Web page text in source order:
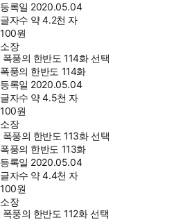
등록일 2020.05.04
글자수 약 4.2천 자
100원
소장
폭풍의 한반도 114화 선택
폭풍의 한반도 114화
등록일 2020.05.04
글자수 약 4.5천 자
100원
소장
폭풍의 한반도 113화 선택
폭풍의 한반도 113화
등록일 2020.05.04
글자수 약 4.4천 자
100원
소장
폭풍의 한반도 112화 선택